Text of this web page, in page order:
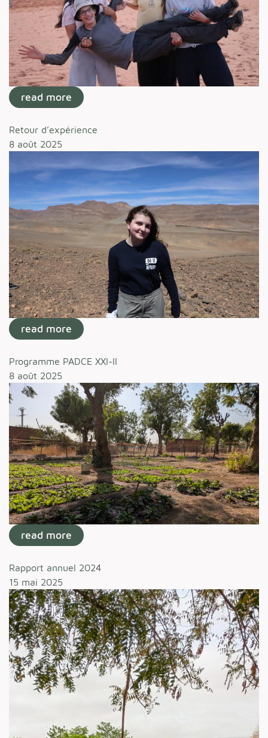
read more
Retour d’expérience
8 août 2025
read more
Programme PADCE XXI-II
8 août 2025
read more
Rapport annuel 2024
15 mai 2025